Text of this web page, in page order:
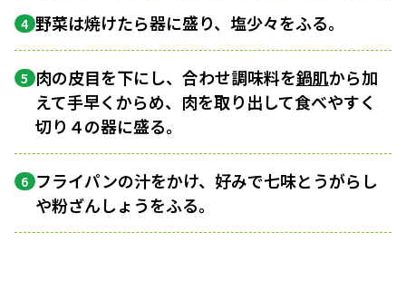
4 野菜は焼けたら器に盛り、塩少々をふる。
5 肉の皮目を下にし、合わせ調味料を鍋肌から加
えて手早くからめ、肉を取り出して食べやすく
切り４の器に盛る。
6 フライパンの汁をかけ、好みで七味とうがらし
や粉ざんしょうをふる。